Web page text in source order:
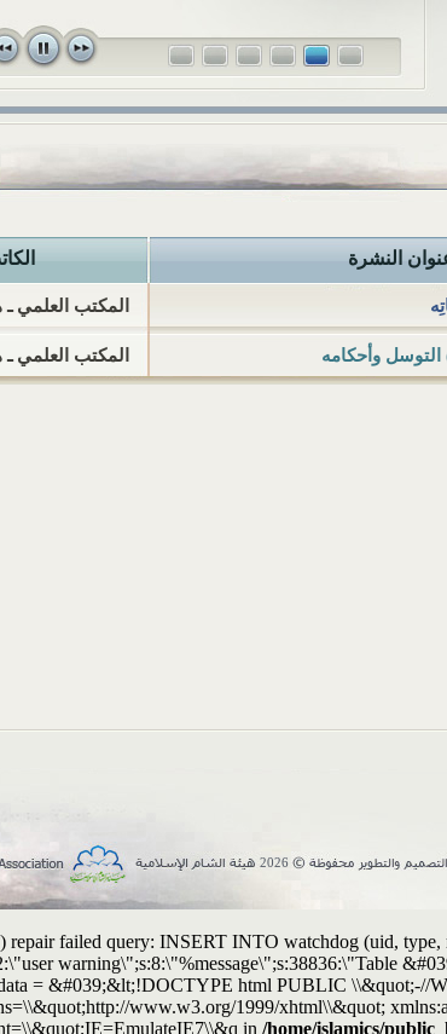
النشرة
المكتب العلمي ـ
المكتب العلمي ـ
2026
failed query: INSERT INTO watchdog (uid,
warning\";s:8:\"%message\";s:38836:\"Table
data = &#039;&lt;!DOCTYPE html PUBLIC
www.w3.org/1999/xhtml\\&quot;
in /home/islamics/